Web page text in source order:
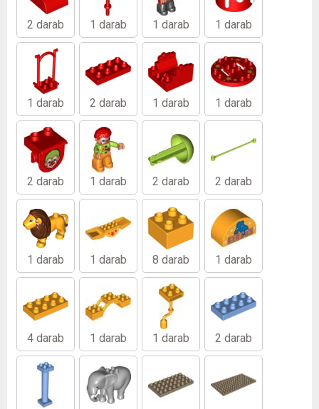
2 darab 1 darab 1 darab 1 darab
1 darab 2 darab 1 darab 1 darab
2 darab 1 darab 2 darab 2 darab
1 darab 1 darab 8 darab 1 darab
4 darab 1 darab 1 darab 2 darab